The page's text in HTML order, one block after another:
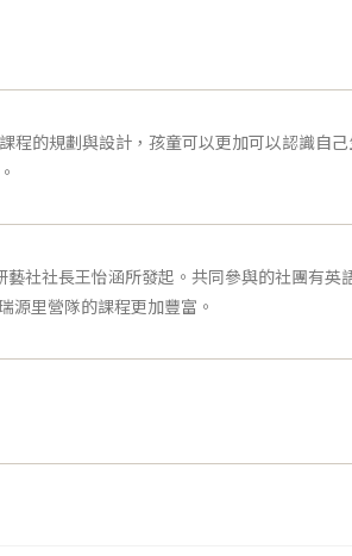
的規劃與設計，孩童可以更加可以認識自
社社長王怡涵所發起。共同參與的社團有英
源里營隊的課程更加豐富。